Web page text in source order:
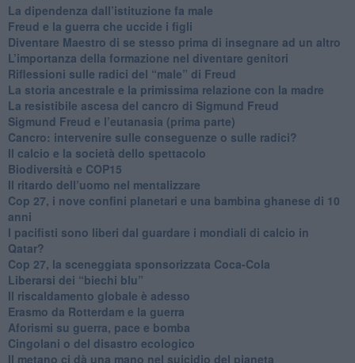
La dipendenza dall’istituzione fa male
​Freud e la guerra che uccide i figli
​Diventare Maestro di se stesso prima di insegnare ad un altro
L’importanza della formazione nel diventare genitori
Riflessioni sulle radici del “male” di Freud
​La storia ancestrale e la primissima relazione con la madre
​La resistibile ascesa del cancro di Sigmund Freud
Sigmund Freud e l’eutanasia (prima parte)
Cancro: intervenire sulle conseguenze o sulle radici?
​Il calcio e la società dello spettacolo
Biodiversità e COP15
​Il ritardo dell’uomo nel mentalizzare
​Cop 27, i nove confini planetari e una bambina ghanese di 10
anni
​I pacifisti sono liberi dal guardare i mondiali di calcio in
Qatar?
​Cop 27, la sceneggiata sponsorizzata Coca-Cola
​Liberarsi dei “biechi blu”
Il riscaldamento globale è adesso
​Erasmo da Rotterdam e la guerra
​Aforismi su guerra, pace e bomba
Cingolani o del disastro ecologico
​Il metano ci dà una mano nel suicidio del pianeta